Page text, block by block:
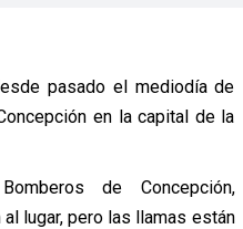
pasado el mediodía de
en la capital de la
de Concepción,
al lugar, pero las llamas están